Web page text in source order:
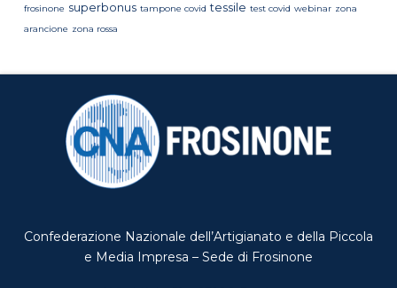
frosinone superbonus tampone covid tessile test covid webinar zona
arancione zona rossa
Confederazione Nazionale dell’Artigianato e della Piccola
e Media Impresa – Sede di Frosinone